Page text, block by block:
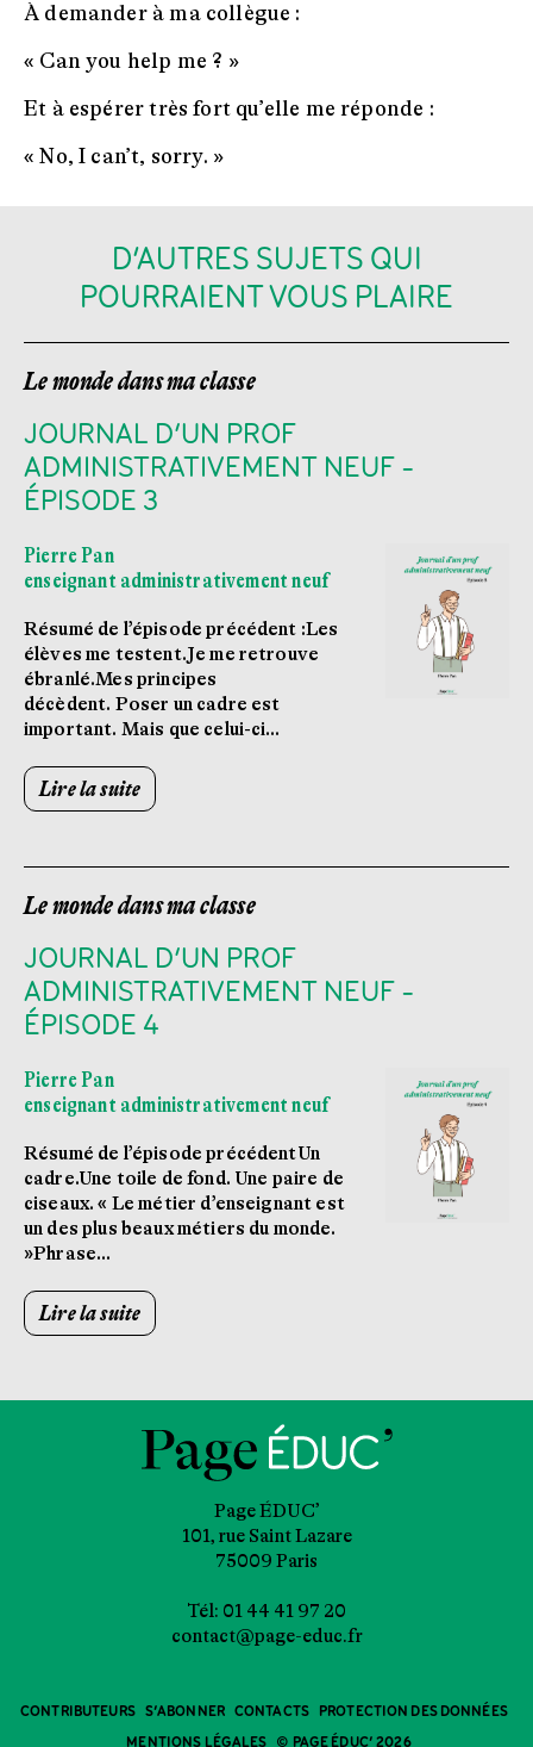
À demander à ma collègue :
« Can you help me ? »
Et à espérer très fort qu’elle me réponde :
« No, I can’t, sorry. »
D’AUTRES SUJETS QUI
POURRAIENT VOUS PLAIRE
Le monde dans ma classe
JOURNAL D’UN PROF
ADMINISTRATIVEMENT NEUF -
ÉPISODE 3
Pierre Pan
enseignant administrativement neuf
Résumé de l’épisode précédent :Les
élèves me testent.Je me retrouve
ébranlé.Mes principes
décèdent. Poser un cadre est
important. Mais que celui-ci…
Lire la suite
Le monde dans ma classe
JOURNAL D’UN PROF
ADMINISTRATIVEMENT NEUF -
ÉPISODE 4
Pierre Pan
enseignant administrativement neuf
Résumé de l’épisode précédentUn
cadre.Une toile de fond. Une paire de
ciseaux. « Le métier d’enseignant est
un des plus beaux métiers du monde.
»Phrase…
Lire la suite
Page ÉDUC’
101, rue Saint Lazare
75009 Paris
Tél: 01 44 41 97 20
contact@page-educ.fr
CONTRIBUTEURS S’ABONNER CONTACTS
PROTECTION DES DONNÉES
MENTIONS LÉGALES
© PAGE ÉDUC’ 2026